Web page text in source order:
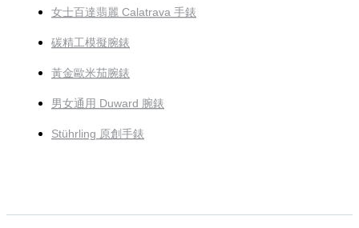
女士百達翡麗 Calatrava 手錶
碳精工模擬腕錶
黃金歐米茄腕錶
男女通用 Duward 腕錶
Stührling 原創手錶